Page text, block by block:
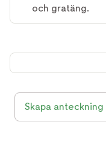
och gratäng.
Skapa anteckning